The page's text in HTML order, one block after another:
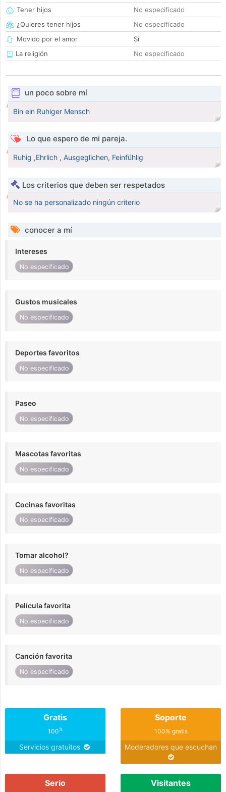
Tener hijos
No especificado
¿Quieres tener hijos
No especificado
Movido por el amor
Sí
La religión
No especificado
un poco sobre mí
Bin ein Ruhiger Mensch
Lo que espero de mi pareja.
Ruhig ,Ehrlich , Ausgeglichen, Feinfühlig
Los criterios que deben ser respetados
No se ha personalizado ningún criterio
conocer a mí
Intereses
No especificado
Gustos musicales
No especificado
Deportes favoritos
No especificado
Paseo
No especificado
Mascotas favoritas
No especificado
Cocinas favoritas
No especificado
Tomar alcohol?
No especificado
Película favorita
No especificado
Canción favorita
No especificado
Gratis
100%
Servicios gratuitos
Soporte
100% gratis
Moderadores que escuchan
Serio Visitantes